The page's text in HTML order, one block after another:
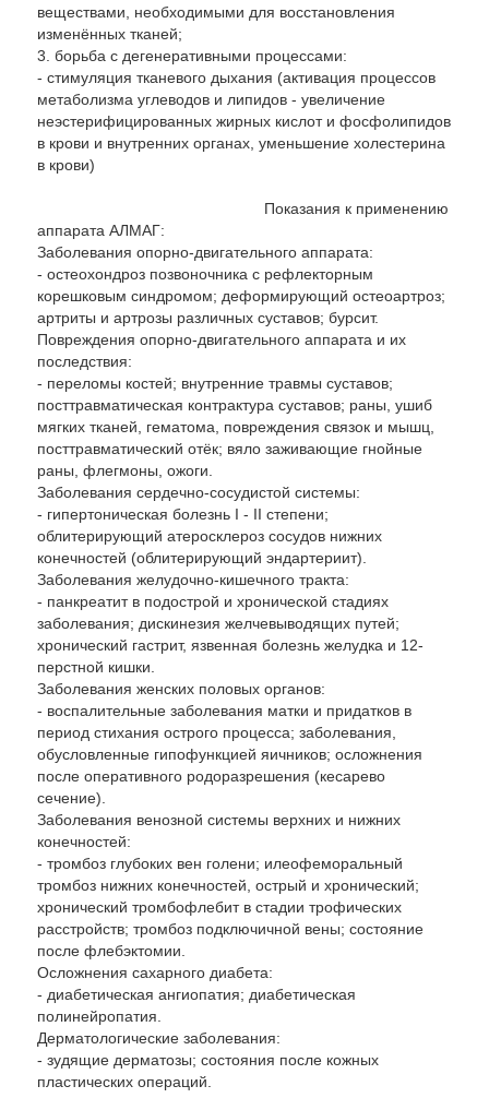
веществами, необходимыми для восстановления
изменённых тканей;
3. борьба с дегенеративными процессами:
- стимуляция тканевого дыхания (активация процессов
метаболизма углеводов и липидов - увеличение
неэстерифицированных жирных кислот и фосфолипидов
в крови и внутренних органах, уменьшение холестерина
в крови)
Показания к применению
аппарата АЛМАГ:
Заболевания опорно-двигательного аппарата:
- остеохондроз позвоночника с рефлекторным
корешковым синдромом; деформирующий остеоартроз;
артриты и артрозы различных суставов; бурсит.
Повреждения опорно-двигательного аппарата и их
последствия:
- переломы костей; внутренние травмы суставов;
посттравматическая контрактура суставов; раны, ушиб
мягких тканей, гематома, повреждения связок и мышц,
посттравматический отёк; вяло заживающие гнойные
раны, флегмоны, ожоги.
Заболевания сердечно-сосудистой системы:
- гипертоническая болезнь I - II степени;
облитерирующий атеросклероз сосудов нижних
конечностей (облитерирующий эндартериит).
Заболевания желудочно-кишечного тракта:
- панкреатит в подострой и хронической стадиях
заболевания; дискинезия желчевыводящих путей;
хронический гастрит, язвенная болезнь желудка и 12-
перстной кишки.
Заболевания женских половых органов:
- воспалительные заболевания матки и придатков в
период стихания острого процесса; заболевания,
обусловленные гипофункцией яичников; осложнения
после оперативного родоразрешения (кесарево
сечение).
Заболевания венозной системы верхних и нижних
конечностей:
- тромбоз глубоких вен голени; илеофеморальный
тромбоз нижних конечностей, острый и хронический;
хронический тромбофлебит в стадии трофических
расстройств; тромбоз подключичной вены; состояние
после флебэктомии.
Осложнения сахарного диабета:
- диабетическая ангиопатия; диабетическая
полинейропатия.
Дерматологические заболевания:
- зудящие дерматозы; состояния после кожных
пластических операций.